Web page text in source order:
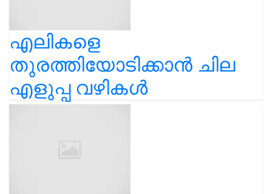
എലികളെ
തുരത്തിയോടിക്കാൻ ചില
എളുപ്പ വഴികൾ